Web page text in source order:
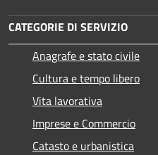
CATEGORIE DI SERVIZIO
Anagrafe e stato civile
Cultura e tempo libero
Vita lavorativa
Imprese e Commercio
Catasto e urbanistica